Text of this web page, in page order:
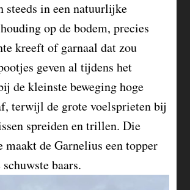
steeds in een natuurlijke
op de bodem, precies
kreeft of garnaal dat zou
geven al tijdens het
de kleinste beweging hoge
terwijl de grote voelsprieten bij
spreiden en trillen. Die
maakt de Garnelius een topper
baars.